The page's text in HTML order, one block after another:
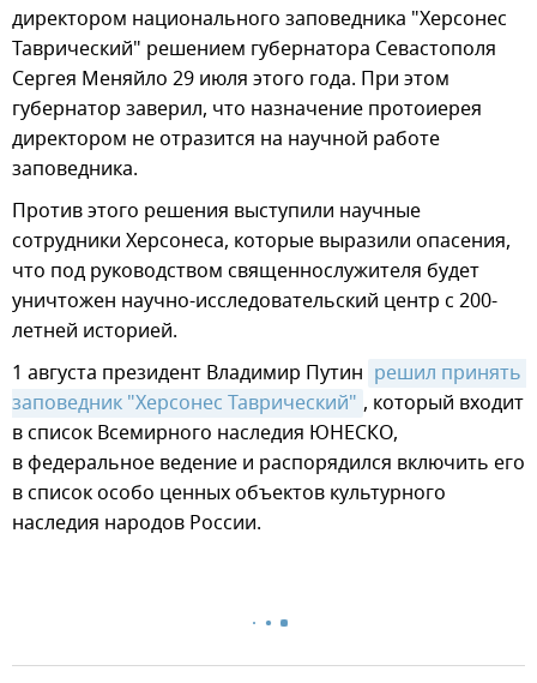
директором национального заповедника "Херсонес
Таврический" решением губернатора Севастополя
Сергея Меняйло 29 июля этого года. При этом
губернатор заверил, что назначение протоиерея
директором не отразится на научной работе
заповедника.
Против этого решения выступили научные
сотрудники Херсонеса, которые выразили опасения,
что под руководством священнослужителя будет
уничтожен научно-исследовательский центр с 200-
летней историей.
1 августа президент Владимир Путин решил принять
заповедник "Херсонес Таврический" , который входит
в список Всемирного наследия ЮНЕСКО,
в федеральное ведение и распорядился включить его
в список особо ценных объектов культурного
наследия народов России.